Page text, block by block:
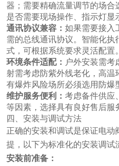
器；需要精确流量调节的场合
是否需要现场操作、指示灯显
通讯协议兼容：如果需要接入
需的总线通讯协议。智能化执
式，可根据系统要求灵活配置。
环境条件适配： 户外安装需考
射需考虑防紫外线老化，高温
有爆炸风险场所必须选用防爆
维护服务便利：考虑备件供应
等因素，选择具有良好售后服
四、安装与调试方法
正确的安装和调试是保证电
提，以下为标准化的安装调试
安装前准备：